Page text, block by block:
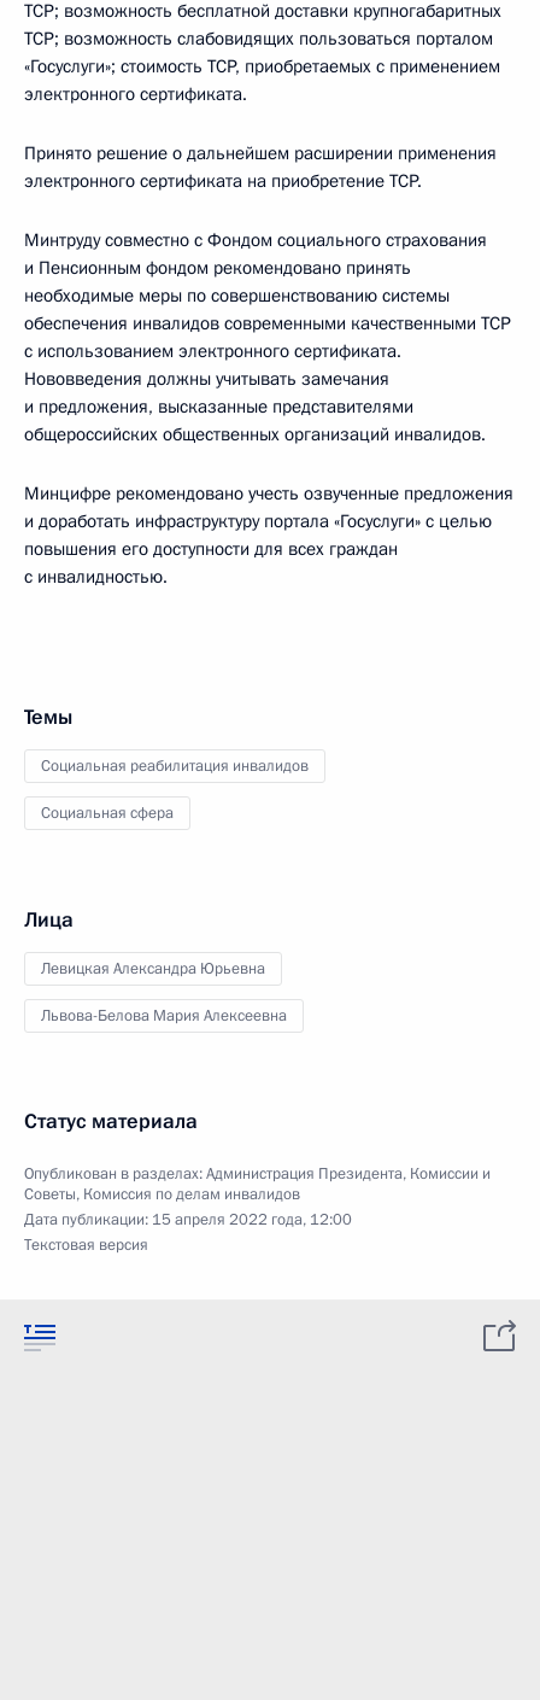
TCP; возможность бесплатной доставки крупногабаритных
TCP; возможность слабовидящих пользоваться порталом
«Госуслуги»; стоимость TCP, приобретаемых с применением
электронного сертификата.
Принято решение о дальнейшем расширении применения
электронного сертификата на приобретение TCP.
Минтруду совместно с Фондом социального страхования
и Пенсионным фондом рекомендовано принять
необходимые меры по совершенствованию системы
обеспечения инвалидов современными качественными TCP
с использованием электронного сертификата.
Нововведения должны учитывать замечания
и предложения, высказанные представителями
общероссийских общественных организаций инвалидов.
Минцифре рекомендовано учесть озвученные предложения
и доработать инфраструктуру портала «Госуслуги» с целью
повышения его доступности для всех граждан
с инвалидностью.
Темы
Социальная реабилитация инвалидов
Социальная сфера
Лица
Левицкая Александра Юрьевна
Львова-Белова Мария Алексеевна
Статус материала
Опубликован в разделах:Администрация Президента, Комиссии и
Советы, Комиссия по делам инвалидов
Дата публикации: 15 апреля 2022 года, 12:00
Текстовая версия